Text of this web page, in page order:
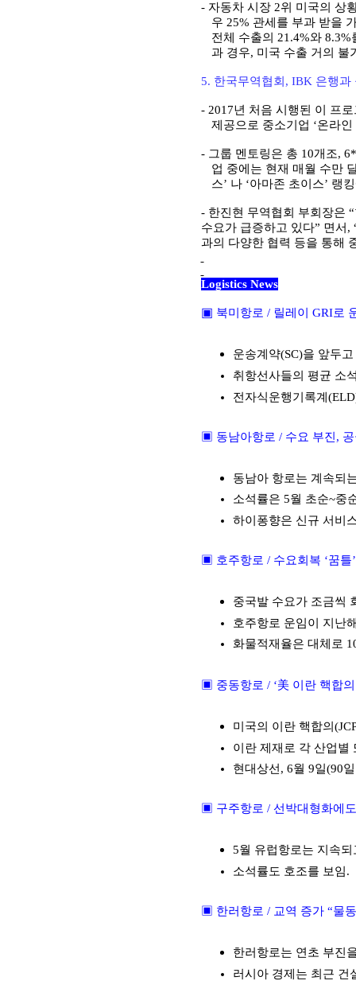
- 자동차 시장2위 미국의 상
우 25% 관세를 부과 받을
전체 수출의 21.4%와8.3%
과 경우, 미국 수출 거의 불
5. 한국무역협회 , IBK 은행과
- 2017년 처음 시행된 이 프
제공으로 중소기업 ‘온라
- 그룹 멘토링은 총 10개조, 6*
업 중에는 현재 매월 수만
스’ 나 ‘아마존 초이스’ 랭
- 한진현 무역협회 부회장은
수요가 급증하고 있다” 면서 ,
과의 다양한 협력 등을 통해
Logistics News
▣ 북미항로 / 릴레이 GRI로
운송계약(SC)을 앞두
취항선사들의 평균 소
전자식운행기록계
▣ 동남아항로 / 수요 부진,
동남아 항로는 계속되
소석률은 5월 초순~중
하이퐁향은 신규 서비
▣ 호주항로 / 수요회복 ‘꿈
중국발 수요가 조금씩
호주항로 운임이 지난
화물적재율은 대체로
▣ 중동항로 / ‘美이란 핵합의
미국의 이란 핵합의
이란 제재로 각 산업별
현대상선, 6월 9일(90
▣ 구주항로 / 선박대형화에
5월 유럽항로는 지속
소석률도 호조를 보임.
▣ 한러항로 / 교역 증가 “물
한러항로는 연초 부진
러시아 경제는 최근 건